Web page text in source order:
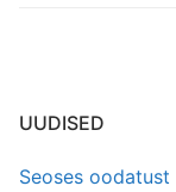
UUDISED
Seoses